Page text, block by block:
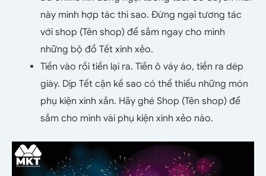
này mình hợp tác thì sao. Đừng ngại tương tác
với shop (Tên shop) để sắm ngay cho mình
những bộ đồ Tết xinh xẻo.
Tiền vào rồi tiền lại ra. Tiền ô váy áo, tiền ra dép
giày. Dịp Tết cận kề sao có thể thiếu những món
phụ kiện xinh xắn. Hãy ghé Shop (Tên shop) để
sắm cho mình vài phụ kiện xinh xẻo nào.